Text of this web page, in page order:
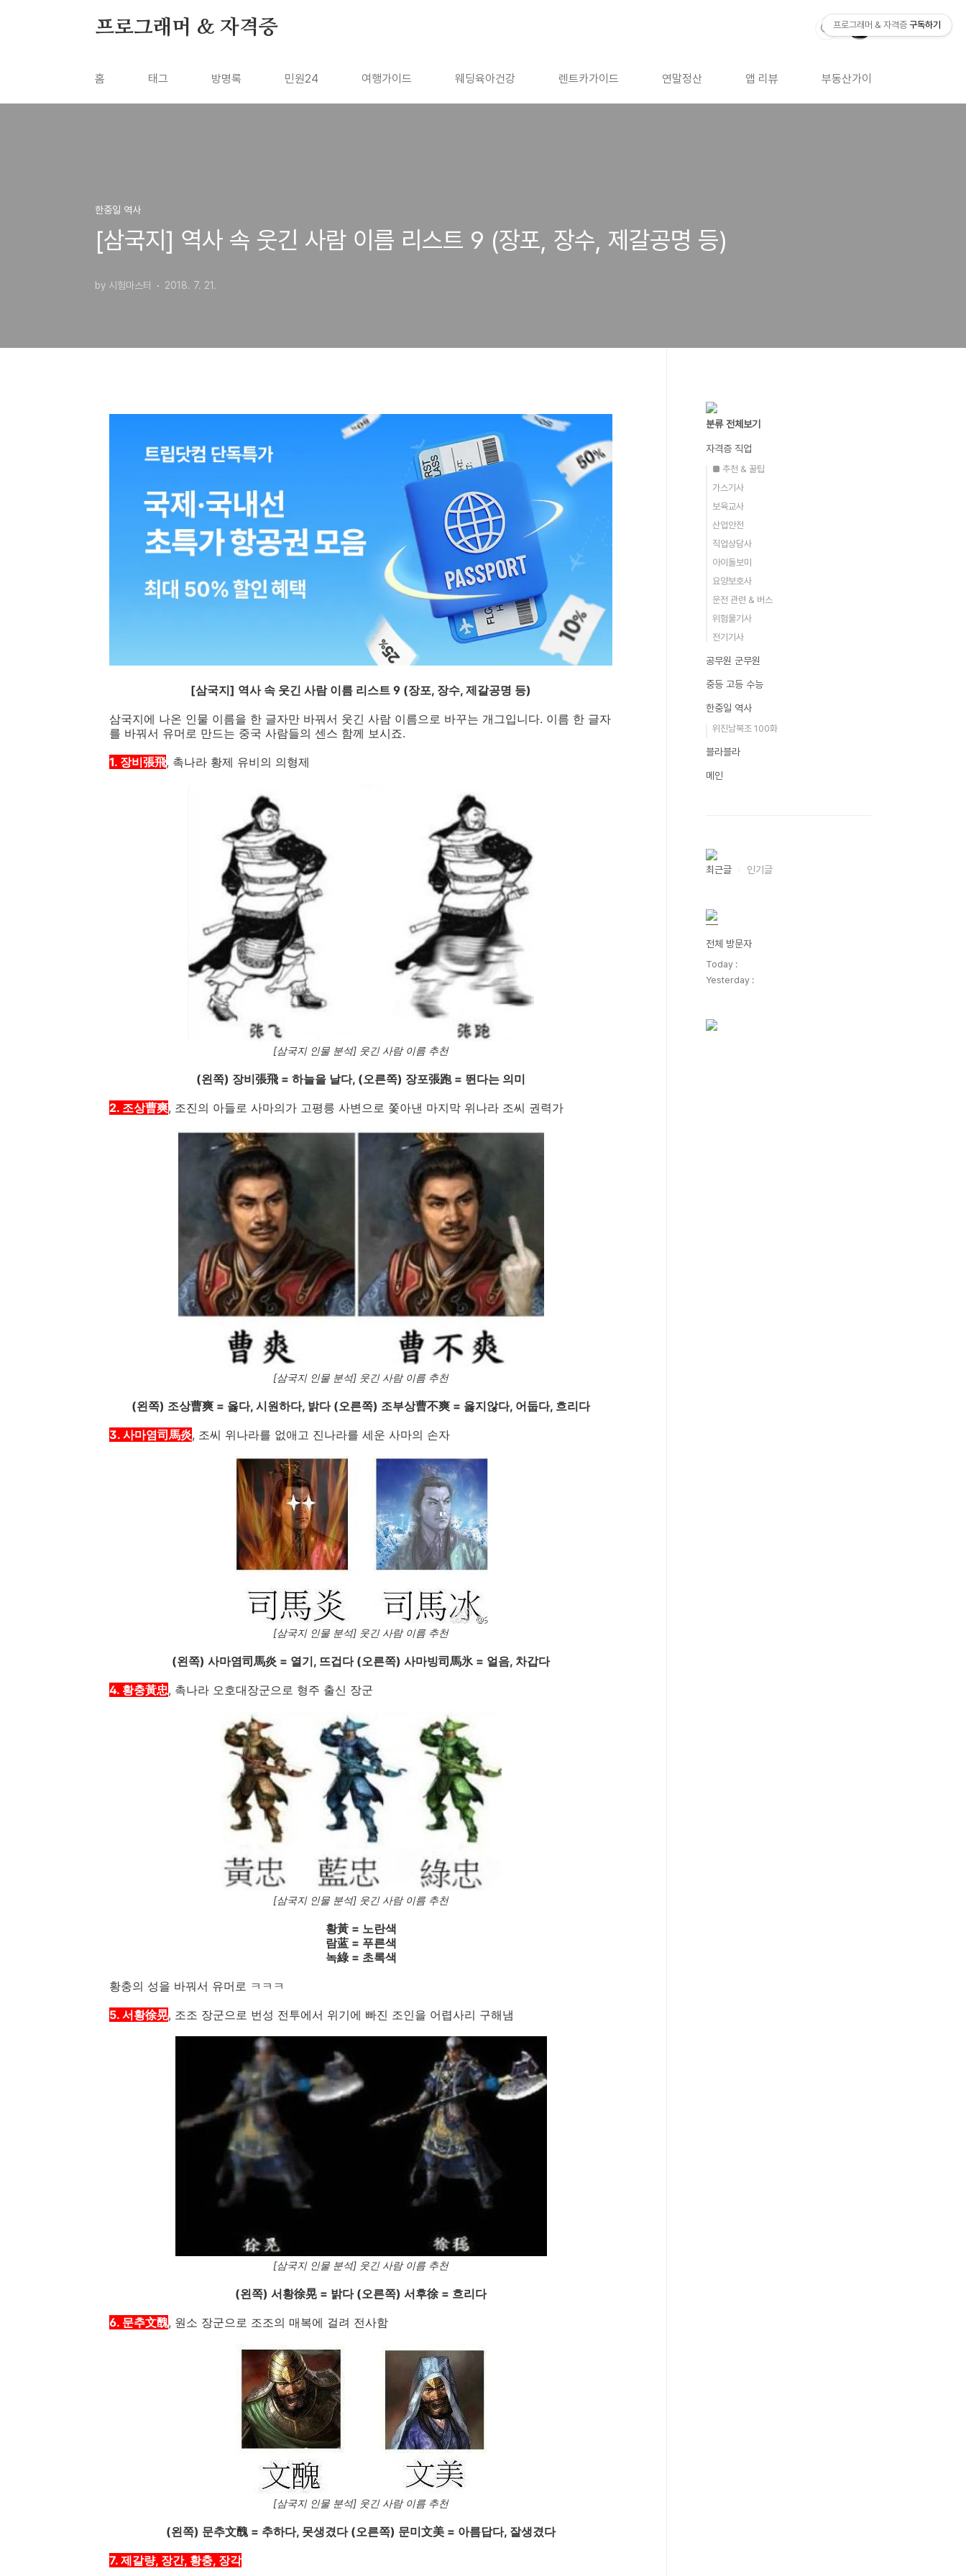
프로그래머 & 자격증
홈 태그 방명록 민원24 여행가이드 웨딩육아건강 렌트카가이드 연말정산 앱 리뷰 부동산가이드
한중일 역사
[삼국지] 역사 속 웃긴 사람 이름 리스트 9 (장포, 장수, 제갈공명 등)
by 시험마스터 2018. 7. 21.
[삼국지] 역사 속 웃긴 사람 이름 리스트 9 (장포, 장수, 제갈공명 등)
삼국지에 나온 인물 이름을 한 글자만 바꿔서 웃긴 사람 이름으로 바꾸는 개그입니다. 이름 한 글자
를 바꿔서 유머로 만드는 중국 사람들의 센스 함께 보시죠.
1. 장비張飛, 촉나라 황제 유비의 의형제
[삼국지 인물 분석] 웃긴 사람 이름 추천
(왼쪽) 장비張飛 = 하늘을 날다, (오른쪽) 장포張跑 = 뛴다는 의미
2. 조상曹爽, 조진의 아들로 사마의가 고평릉 사변으로 쫓아낸 마지막 위나라 조씨 권력가
[삼국지 인물 분석] 웃긴 사람 이름 추천
(왼쪽) 조상曹爽 = 옳다, 시원하다, 밝다 (오른쪽) 조부상曹不爽 = 옳지않다, 어둡다, 흐리다
3. 사마염司馬炎, 조씨 위나라를 없애고 진나라를 세운 사마의 손자
[삼국지 인물 분석] 웃긴 사람 이름 추천
(왼쪽) 사마염司馬炎 = 열기, 뜨겁다 (오른쪽) 사마빙司馬氷 = 얼음, 차갑다
4. 황충黃忠, 촉나라 오호대장군으로 형주 출신 장군
[삼국지 인물 분석] 웃긴 사람 이름 추천
황黃 = 노란색
람蓝 = 푸른색
녹綠 = 초록색
황충의 성을 바꿔서 유머로 ㅋㅋㅋ
5. 서황徐晃, 조조 장군으로 번성 전투에서 위기에 빠진 조인을 어렵사리 구해냄
[삼국지 인물 분석] 웃긴 사람 이름 추천
(왼쪽) 서황徐晃 = 밝다 (오른쪽) 서후徐 = 흐리다
6. 문추文醜, 원소 장군으로 조조의 매복에 걸려 전사함
[삼국지 인물 분석] 웃긴 사람 이름 추천
(왼쪽) 문추文醜 = 추하다, 못생겼다 (오른쪽) 문미文美 = 아름답다, 잘생겼다
7. 제갈량, 장간, 황충, 장각
분류 전체보기
자격증 직업
■ 추천 & 꿀팁
가스기사
보육교사
산업안전
직업상담사
아이돌보미
요양보호사
운전 관련 & 버스
위험물기사
전기기사
공무원 군무원
중등 고등 수능
한중일 역사
위진남북조 100화
블라블라
메인
최근글 인기글
전체 방문자
Today :
Yesterday :
프로그래머 & 자격증 구독하기